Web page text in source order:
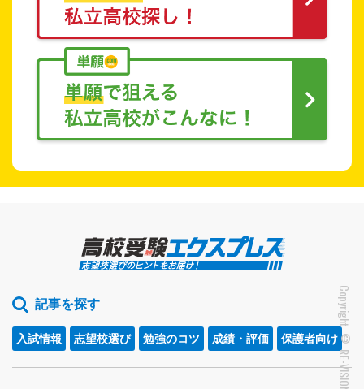
記事を探す
入試情報 志望校選び 勉強のコツ 成績・評価 保護者向け